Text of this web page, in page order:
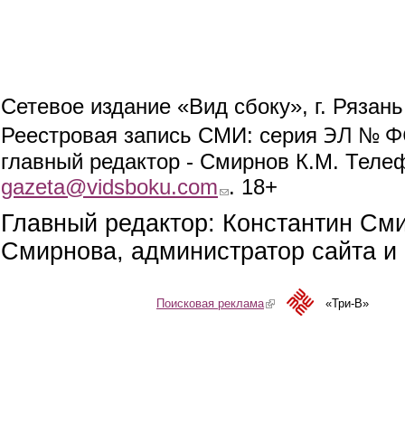
Сетевое издание «Вид сбоку», г.
Реестровая запись СМИ: серия ЭЛ №
главный редактор - Смирнов К.М.
gazeta@vidsboku.com (link sends e-mail)
. 18+
Главный редактор: Константин
Смирнова, администратор сайта
Поисковая реклама(link is external)«Три-В»